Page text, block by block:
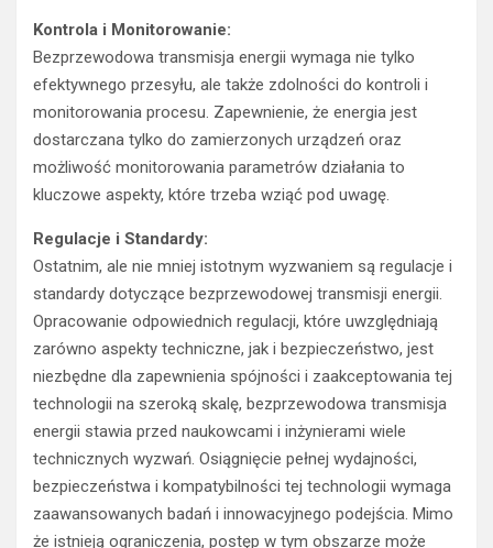
Kontrola i Monitorowanie:
Bezprzewodowa transmisja energii wymaga nie tylko
efektywnego przesyłu, ale także zdolności do kontroli i
monitorowania procesu. Zapewnienie, że energia jest
dostarczana tylko do zamierzonych urządzeń oraz
możliwość monitorowania parametrów działania to
kluczowe aspekty, które trzeba wziąć pod uwagę.
Regulacje i Standardy:
Ostatnim, ale nie mniej istotnym wyzwaniem są regulacje i
standardy dotyczące bezprzewodowej transmisji energii.
Opracowanie odpowiednich regulacji, które uwzględniają
zarówno aspekty techniczne, jak i bezpieczeństwo, jest
niezbędne dla zapewnienia spójności i zaakceptowania tej
technologii na szeroką skalę, bezprzewodowa transmisja
energii stawia przed naukowcami i inżynierami wiele
technicznych wyzwań. Osiągnięcie pełnej wydajności,
bezpieczeństwa i kompatybilności tej technologii wymaga
zaawansowanych badań i innowacyjnego podejścia. Mimo
że istnieją ograniczenia, postęp w tym obszarze może